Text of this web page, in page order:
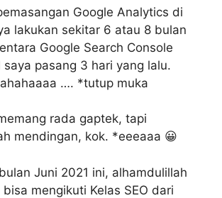
Google Analytics di
lakukan sekitar 6 atau 8 bulan
Google Search Console
pasang 3 hari yang lalu.
…. *tutup muka
rada gaptek, tapi
mendingan, kok. *eeeaaa 😀
Juni 2021 ini, alhamdulillah
mengikuti Kelas SEO dari